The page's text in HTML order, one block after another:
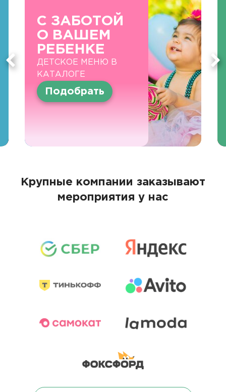
С ЗАБОТОЙ
О ВАШЕМ
РЕБЕНКЕ
ДЕТСКОЕ МЕНЮ В
КАТАЛОГЕ
Подобрать
Крупные компании заказывают
мероприятия у нас